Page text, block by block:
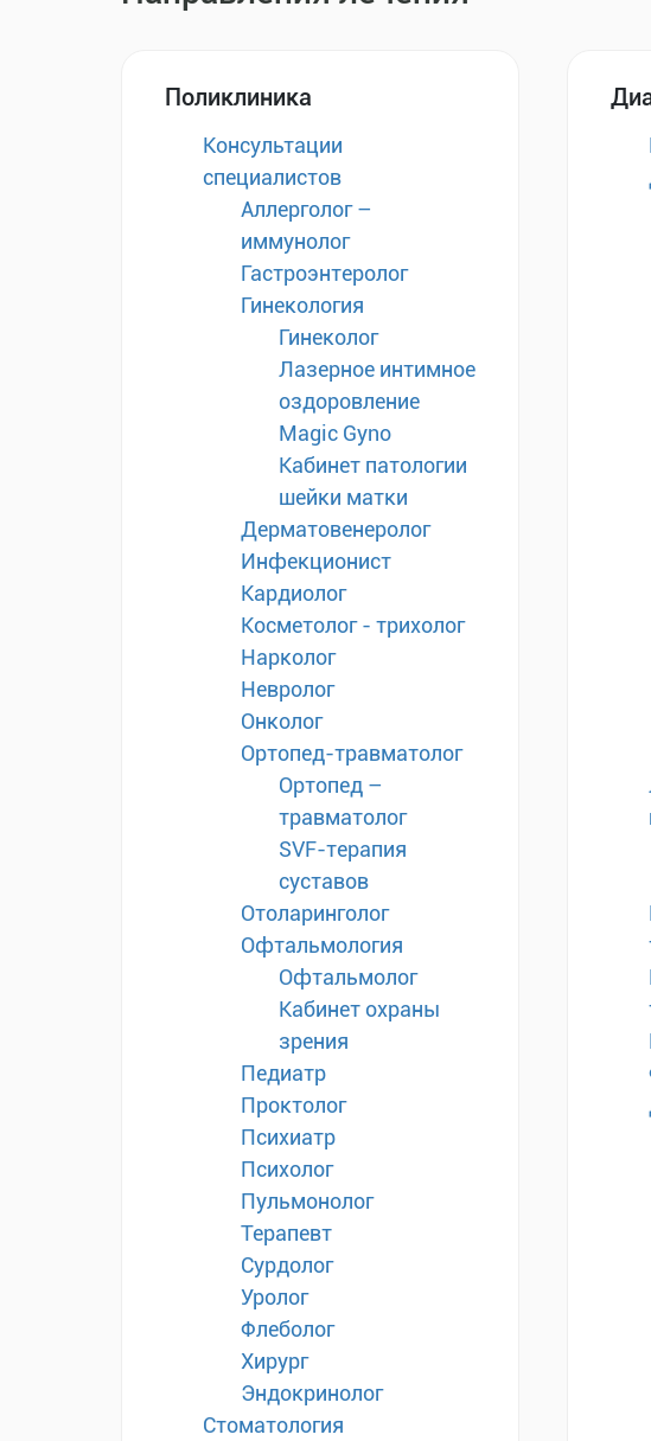
Поликлиника
Консультации
специалистов
Аллерголог –
иммунолог
Гастроэнтеролог
Гинекология
Гинеколог
Лазерное интимное
оздоровление
Magic Gyno
Кабинет патологии
шейки матки
Дерматовенеролог
Инфекционист
Кардиолог
Косметолог - трихолог
Нарколог
Невролог
Онколог
Ортопед-травматолог
Ортопед –
травматолог
SVF-терапия
суставов
Отоларинголог
Офтальмология
Офтальмолог
Кабинет охраны
зрения
Педиатр
Проктолог
Психиатр
Психолог
Пульмонолог
Терапевт
Сурдолог
Уролог
Флеболог
Хирург
Эндокринолог
Стоматология